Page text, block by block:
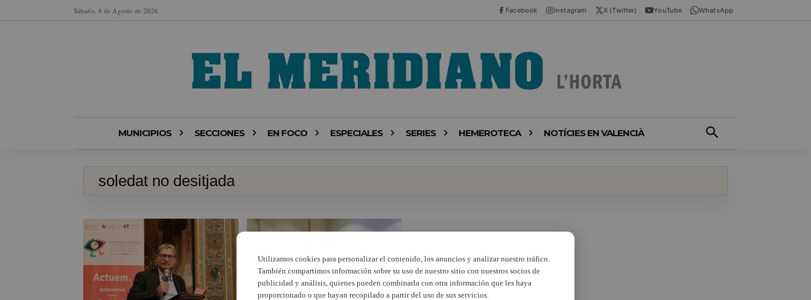
Sábado, 8 de Agosto de 2026 Facebook Instagram X (Twitter) YouTube WhatsApp
MUNICIPIOS SECCIONES EN FOCO ESPECIALES SERIES HEMEROTECA NOTÍCIES EN VALENCIÀ
soledat no desitjada
Utilizamos cookies para personalizar el contenido, los anuncios y analizar nuestro tráfico.
También compartimos información sobre su uso de nuestro sitio con nuestros socios de
publicidad y análisis, quienes pueden combinarla con otra información que les haya
proporcionado o que hayan recopilado a partir del uso de sus servicios.